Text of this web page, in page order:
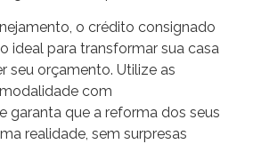
o crédito consignado
ideal para transformar sua casa
seu orçamento. Utilize as
com
garanta que a reforma dos seus
realidade, sem surpresas